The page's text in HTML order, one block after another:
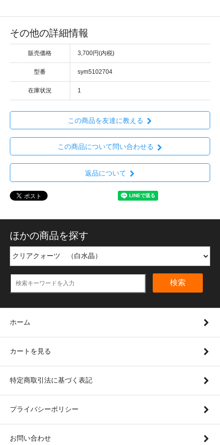
その他の詳細情報
販売価格 3,700円(内税)
型番 sym5102704
在庫状況 1
この商品を友達に教える
この商品について問い合わせる
返品について
ほかの商品を探す
検索
ホーム
カートを見る
特定商取引法に基づく表記
プライバシーポリシー
お問い合わせ